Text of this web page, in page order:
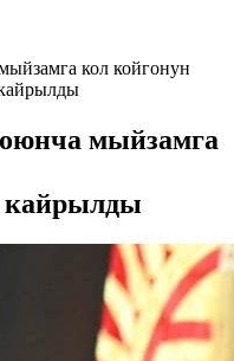
кол койгонун
мыйзамга
кайрылды